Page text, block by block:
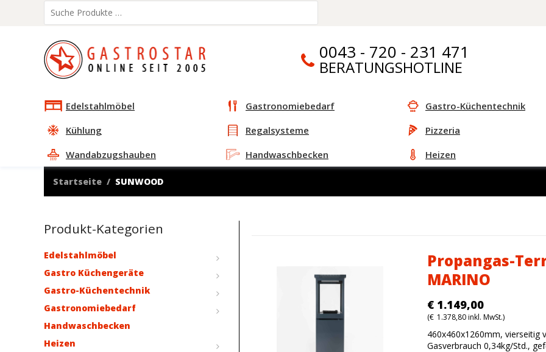
0043 - 720 - 231 471
BERATUNGSHOTLINE
Edelstahlmöbel Gastronomiebedarf Gastro-Küchentechnik
Kühlung
Regalsysteme Pizzeria
Wandabzugshauben
Handwaschbecken Heizen
Startseite SUNWOOD
Propangas-
MARINO
€ 1.149,00
(€ 1.378,80inkl. MwSt.)
460x460x1260mm, vierseitig
Gasverbrauch 0,34kg/Std.,
Produkt-Kategorien
Edelstahlmöbel
Gastro Küchengeräte
Gastro-Küchentechnik
Gastronomiebedarf
Handwaschbecken
Heizen